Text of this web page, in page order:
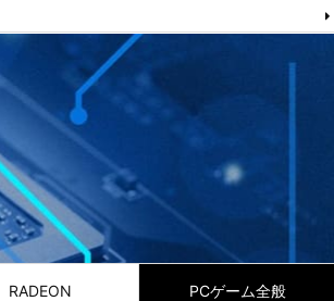
RADEON PCゲーム全般